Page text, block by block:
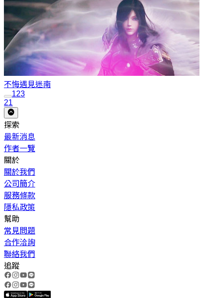
不悔遇見迷南
123
21
探索
最新消息
作者一覽
關於
關於我們
公司簡介
服務條款
隱私政策
幫助
常見問題
合作洽詢
聯絡我們
追蹤